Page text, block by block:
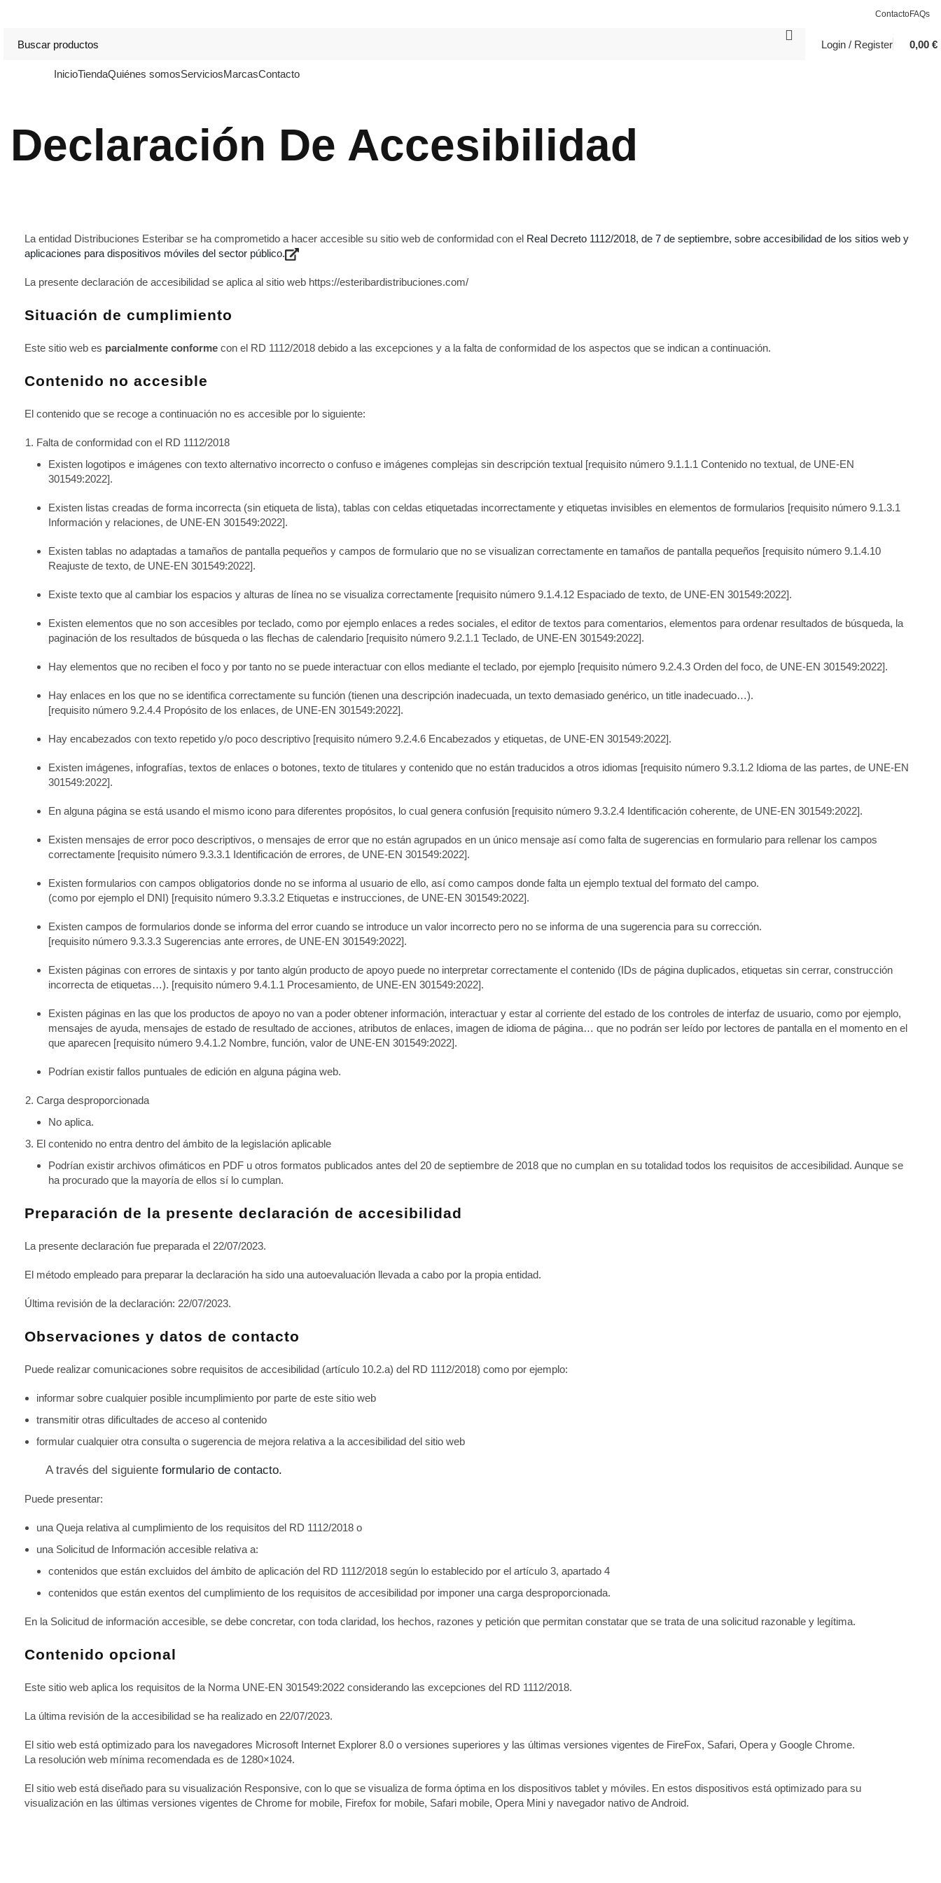
ContactoFAQs
Login / Register 0,00 €
InicioTiendaQuiénes somosServiciosMarcasContacto
Declaración De Accesibilidad
La entidad Distribuciones Esteribar se ha comprometido a hacer accesible su sitio web de conformidad con el Real Decreto 1112/2018, de 7 de septiembre, sobre accesibilidad de los sitios web y
aplicaciones para dispositivos móviles del sector público.
La presente declaración de accesibilidad se aplica al sitio web https://esteribardistribuciones.com/
Situación de cumplimiento
Este sitio web es parcialmente conforme con el RD 1112/2018 debido a las excepciones y a la falta de conformidad de los aspectos que se indican a continuación.
Contenido no accesible
El contenido que se recoge a continuación no es accesible por lo siguiente:
Falta de conformidad con el RD 1112/2018
Existen logotipos e imágenes con texto alternativo incorrecto o confuso e imágenes complejas sin descripción textual [requisito número 9.1.1.1 Contenido no textual, de UNE-EN
301549:2022].
Existen listas creadas de forma incorrecta (sin etiqueta de lista), tablas con celdas etiquetadas incorrectamente y etiquetas invisibles en elementos de formularios [requisito número 9.1.3.1
Información y relaciones, de UNE-EN 301549:2022].
Existen tablas no adaptadas a tamaños de pantalla pequeños y campos de formulario que no se visualizan correctamente en tamaños de pantalla pequeños [requisito número 9.1.4.10
Reajuste de texto, de UNE-EN 301549:2022].
Existe texto que al cambiar los espacios y alturas de línea no se visualiza correctamente [requisito número 9.1.4.12 Espaciado de texto, de UNE-EN 301549:2022].
Existen elementos que no son accesibles por teclado, como por ejemplo enlaces a redes sociales, el editor de textos para comentarios, elementos para ordenar resultados de búsqueda, la
paginación de los resultados de búsqueda o las flechas de calendario [requisito número 9.2.1.1 Teclado, de UNE-EN 301549:2022].
Hay elementos que no reciben el foco y por tanto no se puede interactuar con ellos mediante el teclado, por ejemplo [requisito número 9.2.4.3 Orden del foco, de UNE-EN 301549:2022].
Hay enlaces en los que no se identifica correctamente su función (tienen una descripción inadecuada, un texto demasiado genérico, un title inadecuado…).
[requisito número 9.2.4.4 Propósito de los enlaces, de UNE-EN 301549:2022].
Hay encabezados con texto repetido y/o poco descriptivo [requisito número 9.2.4.6 Encabezados y etiquetas, de UNE-EN 301549:2022].
Existen imágenes, infografías, textos de enlaces o botones, texto de titulares y contenido que no están traducidos a otros idiomas [requisito número 9.3.1.2 Idioma de las partes, de UNE-EN
301549:2022].
En alguna página se está usando el mismo icono para diferentes propósitos, lo cual genera confusión [requisito número 9.3.2.4 Identificación coherente, de UNE-EN 301549:2022].
Existen mensajes de error poco descriptivos, o mensajes de error que no están agrupados en un único mensaje así como falta de sugerencias en formulario para rellenar los campos
correctamente [requisito número 9.3.3.1 Identificación de errores, de UNE-EN 301549:2022].
Existen formularios con campos obligatorios donde no se informa al usuario de ello, así como campos donde falta un ejemplo textual del formato del campo.
(como por ejemplo el DNI) [requisito número 9.3.3.2 Etiquetas e instrucciones, de UNE-EN 301549:2022].
Existen campos de formularios donde se informa del error cuando se introduce un valor incorrecto pero no se informa de una sugerencia para su corrección.
[requisito número 9.3.3.3 Sugerencias ante errores, de UNE-EN 301549:2022].
Existen páginas con errores de sintaxis y por tanto algún producto de apoyo puede no interpretar correctamente el contenido (IDs de página duplicados, etiquetas sin cerrar, construcción
incorrecta de etiquetas…). [requisito número 9.4.1.1 Procesamiento, de UNE-EN 301549:2022].
Existen páginas en las que los productos de apoyo no van a poder obtener información, interactuar y estar al corriente del estado de los controles de interfaz de usuario, como por ejemplo,
mensajes de ayuda, mensajes de estado de resultado de acciones, atributos de enlaces, imagen de idioma de página… que no podrán ser leído por lectores de pantalla en el momento en el
que aparecen [requisito número 9.4.1.2 Nombre, función, valor de UNE-EN 301549:2022].
Podrían existir fallos puntuales de edición en alguna página web.
Carga desproporcionada
No aplica.
El contenido no entra dentro del ámbito de la legislación aplicable
Podrían existir archivos ofimáticos en PDF u otros formatos publicados antes del 20 de septiembre de 2018 que no cumplan en su totalidad todos los requisitos de accesibilidad. Aunque se
ha procurado que la mayoría de ellos sí lo cumplan.
Preparación de la presente declaración de accesibilidad
La presente declaración fue preparada el 22/07/2023.
El método empleado para preparar la declaración ha sido una autoevaluación llevada a cabo por la propia entidad.
Última revisión de la declaración: 22/07/2023.
Observaciones y datos de contacto
Puede realizar comunicaciones sobre requisitos de accesibilidad (artículo 10.2.a) del RD 1112/2018) como por ejemplo:
informar sobre cualquier posible incumplimiento por parte de este sitio web
transmitir otras dificultades de acceso al contenido
formular cualquier otra consulta o sugerencia de mejora relativa a la accesibilidad del sitio web
A través del siguiente formulario de contacto.
Puede presentar:
una Queja relativa al cumplimiento de los requisitos del RD 1112/2018 o
una Solicitud de Información accesible relativa a:
contenidos que están excluidos del ámbito de aplicación del RD 1112/2018 según lo establecido por el artículo 3, apartado 4
contenidos que están exentos del cumplimiento de los requisitos de accesibilidad por imponer una carga desproporcionada.
En la Solicitud de información accesible, se debe concretar, con toda claridad, los hechos, razones y petición que permitan constatar que se trata de una solicitud razonable y legítima.
Contenido opcional
Este sitio web aplica los requisitos de la Norma UNE-EN 301549:2022 considerando las excepciones del RD 1112/2018.
La última revisión de la accesibilidad se ha realizado en 22/07/2023.
El sitio web está optimizado para los navegadores Microsoft Internet Explorer 8.0 o versiones superiores y las últimas versiones vigentes de FireFox, Safari, Opera y Google Chrome.
La resolución web mínima recomendada es de 1280×1024.
El sitio web está diseñado para su visualización Responsive, con lo que se visualiza de forma óptima en los dispositivos tablet y móviles. En estos dispositivos está optimizado para su
visualización en las últimas versiones vigentes de Chrome for mobile, Firefox for mobile, Safari mobile, Opera Mini y navegador nativo de Android.